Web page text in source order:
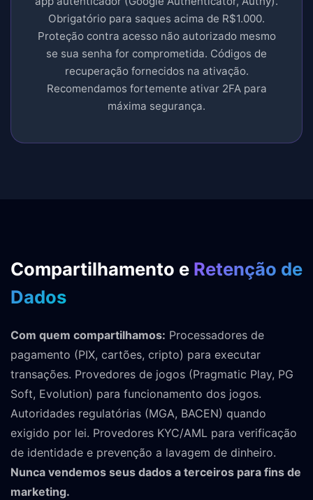
Obrigatório para saques acima de R$1.000.
Proteção contra acesso não autorizado mesmo
se sua senha for comprometida. Códigos de
recuperação fornecidos na ativação.
Recomendamos fortemente ativar 2FA para
máxima segurança.
Compartilhamento e Retenção de
Dados
Com quem compartilhamos: Processadores de
pagamento (PIX, cartões, cripto) para executar
transações. Provedores de jogos (Pragmatic Play, PG
Soft, Evolution) para funcionamento dos jogos.
Autoridades regulatórias (MGA, BACEN) quando
exigido por lei. Provedores KYC/AML para verificação
de identidade e prevenção a lavagem de dinheiro.
Nunca vendemos seus dados a terceiros para fins de
marketing.